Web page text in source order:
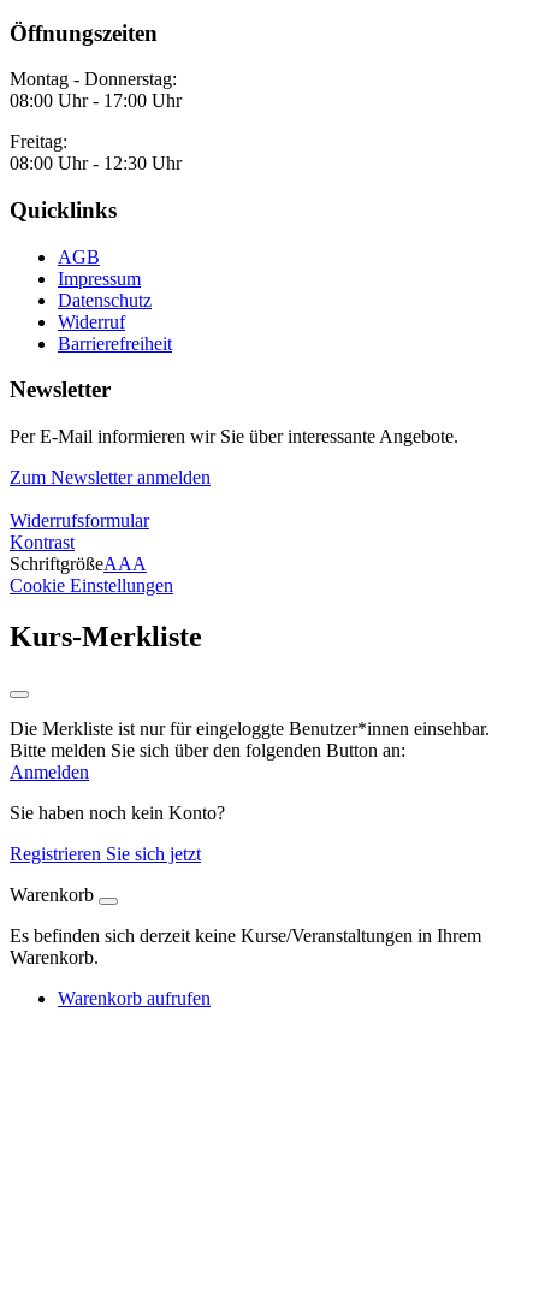
Öffnungszeiten
Montag - Donnerstag:
08:00 Uhr - 17:00 Uhr
Freitag:
08:00 Uhr - 12:30 Uhr
Quicklinks
AGB
Impressum
Datenschutz
Widerruf
Barrierefreiheit
Newsletter
Per E-Mail informieren wir Sie über interessante Angebote.
Zum Newsletter anmelden
Widerrufsformular
Kontrast
SchriftgrößeAAA
Cookie Einstellungen
Kurs-Merkliste
Die Merkliste ist nur für eingeloggte Benutzer*innen einsehbar.
Bitte melden Sie sich über den folgenden Button an:
Anmelden
Sie haben noch kein Konto?
Registrieren Sie sich jetzt
Warenkorb
Es befinden sich derzeit keine Kurse/Veranstaltungen in Ihrem
Warenkorb.
Warenkorb aufrufen